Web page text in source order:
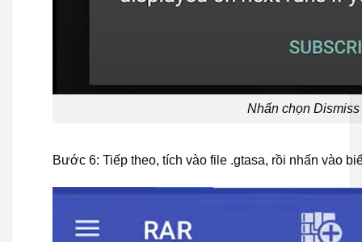
Nhấn chọn Dismiss
Bước 6: Tiếp theo, tích vào file .gtasa, rồi nhấn vào